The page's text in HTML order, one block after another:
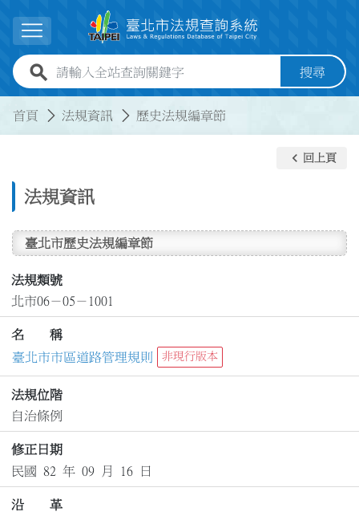
展開選單
全站查詢關鍵字欄位 搜尋
首頁 法規資訊 歷史法規編章節
法規資訊
keyboard_arrow_left 回上頁
臺北市歷史法規編章節
法規類號
北市06－05－1001
名 稱
臺北市市區道路管理規則
非現行版本
法規位階
自治條例
修正日期
民國 82 年 09 月 16 日
沿 革